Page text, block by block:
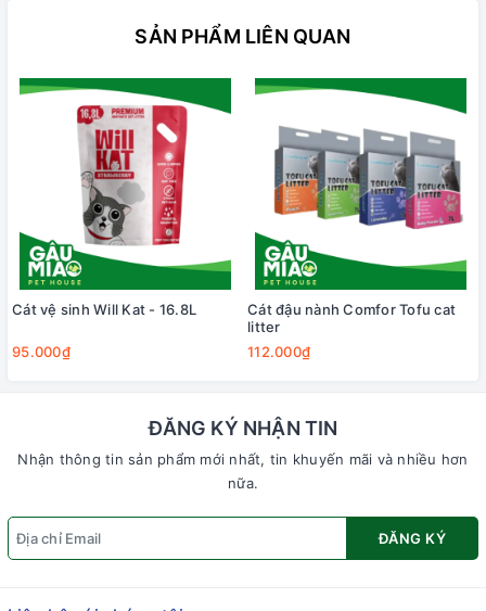
SẢN PHẨM LIÊN QUAN
Cát vệ sinh Will Kat - 16.8L
95.000₫
Cát đậu nành Comfor Tofu cat
litter
112.000₫
ĐĂNG KÝ NHẬN TIN
Nhận thông tin sản phẩm mới nhất, tin khuyến mãi và nhiều hơn
nữa.
ĐĂNG KÝ